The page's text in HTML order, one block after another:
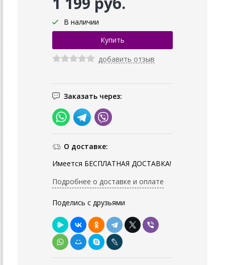
В наличии
добавить отзыв
Заказать через:
О доставке:
Имеется БЕСПЛАТНАЯ ДОСТАВКА!
Подробнее о доставке и оплате
Поделись с друзьями